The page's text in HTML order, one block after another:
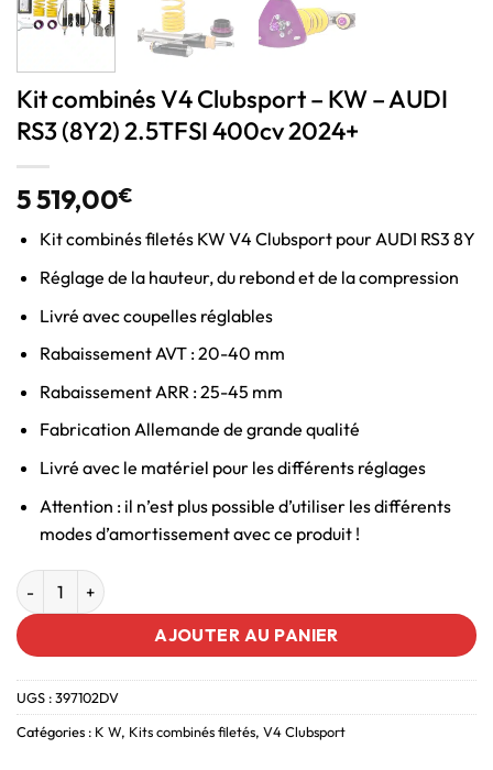
Kit combinés V4 Clubsport – KW – AUDI
RS3 (8Y2) 2.5TFSI 400cv 2024+
5 519,00€
Kit combinés filetés KW V4 Clubsport pour AUDI RS3 8Y
Réglage de la hauteur, du rebond et de la compression
Livré avec coupelles réglables
Rabaissement AVT : 20-40 mm
Rabaissement ARR : 25-45 mm
Fabrication Allemande de grande qualité
Livré avec le matériel pour les différents réglages
Attention : il n’est plus possible d’utiliser les différents
modes d’amortissement avec ce produit !
AJOUTER AU PANIER
UGS :397102DV
Catégories : K W, Kits combinés filetés, V4 Clubsport